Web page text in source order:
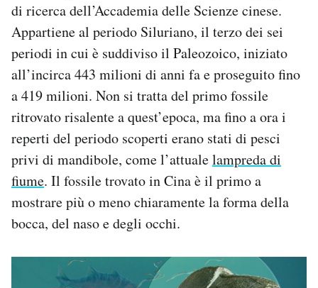
di ricerca dell’Accademia delle Scienze cinese.
Appartiene al periodo Siluriano, il terzo dei sei
periodi in cui è suddiviso il Paleozoico, iniziato
all’incirca 443 milioni di anni fa e proseguito fino
a 419 milioni. Non si tratta del primo fossile
ritrovato risalente a quest’epoca, ma fino a ora i
reperti del periodo scoperti erano stati di pesci
privi di mandibole, come l’attualelampreda di
fiume. Il fossile trovato in Cina è il primo a
mostrare più o meno chiaramente la forma della
bocca, del naso e degli occhi.